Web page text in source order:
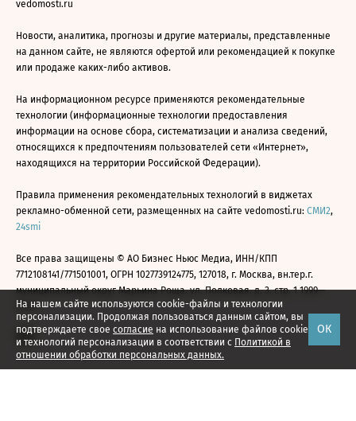
На нашем сайте используются cookie-файлы и технологии
персонализации. Продолжая пользоваться данным сайтом, вы
подтверждаете свое согласие на использование файлов cookie
и технологий персонализации в соответствии с Политикой в
отношении обработки персональных данных.
ОК
vedomosti.ru
Новости, аналитика, прогнозы и другие материалы, представленные
на данном сайте, не являются офертой или рекомендацией к покупке
или продаже каких-либо активов.
На информационном ресурсе применяются рекомендательные
технологии (информационные технологии предоставления
информации на основе сбора, систематизации и анализа сведений,
относящихся к предпочтениям пользователей сети «Интернет»,
находящихся на территории Российской Федерации).
Правила применения рекомендательных технологий в виджетах
рекламно-обменной сети, размещенных на сайте vedomosti.ru: СМИ2,
24smi
Все права защищены © АО Бизнес Ньюс Медиа, ИНН/КПП
7712108141/771501001, ОГРН 1027739124775, 127018, г. Москва, вн.тер.г.
муниципальный округ Марьина Роща, ул. Полковая, д. 3, стр. 1 1999—
2026